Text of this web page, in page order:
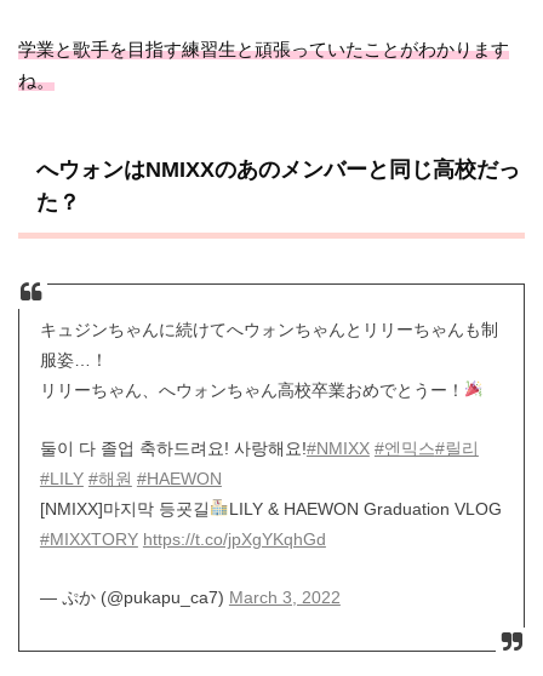
学業と歌手を目指す練習生と頑張っていたことがわかります
ね。
へウォンはNMIXXのあのメンバーと同じ高校だっ
た？
キュジンちゃんに続けてへウォンちゃんとリリーちゃんも制
服姿…！
リリーちゃん、へウォンちゃん高校卒業おめでとうー！
둘이 다 졸업 축하드려요! 사랑해요!#NMIXX #엔믹스#릴리
#LILY #해원 #HAEWON
[NMIXX]마지막 등굣길
LILY & HAEWON Graduation VLOG
#MIXXTORY https://t.co/jpXgYKqhGd
— ぷか (@pukapu_ca7) March 3, 2022